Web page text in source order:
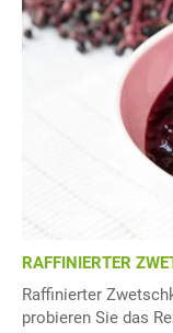
RAFFINIERTER
Raffinierter
probieren Sie das